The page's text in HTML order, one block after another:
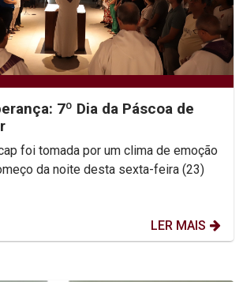
7º Dia da Páscoa de
foi tomada por um clima de emoção
da noite desta sexta-feira (23)
LER MAIS